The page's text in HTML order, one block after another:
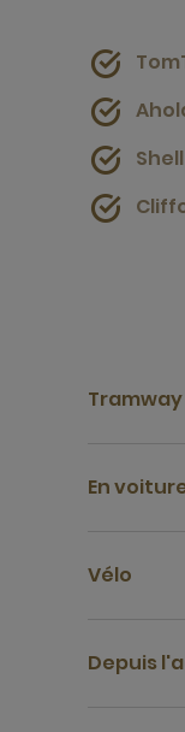
Tramway
En
Vélo
Depuis